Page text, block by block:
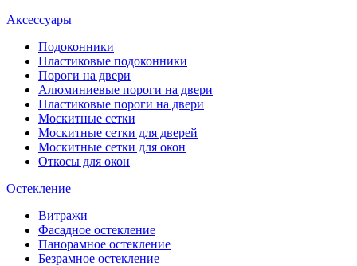
Аксессуары
Подоконники
Пластиковые подоконники
Пороги на двери
Алюминиевые пороги на двери
Пластиковые пороги на двери
Москитные сетки
Москитные сетки для дверей
Москитные сетки для окон
Откосы для окон
Остекление
Витражи
Фасадное остекление
Панорамное остекление
Безрамное остекление